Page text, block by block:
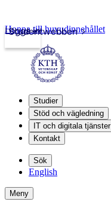
Studentwebben
Logga in
Hoppa till huvudinnehållet
Studier
Stöd och vägledning
IT och digitala tjänster
Kontakt
Sök
English
Meny